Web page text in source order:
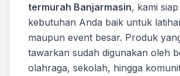
termurah Banjarmasin, kami
kebutuhan Anda baik untuk
maupun event besar. Produk
tawarkan sudah digunakan oleh
olahraga, sekolah, hingga